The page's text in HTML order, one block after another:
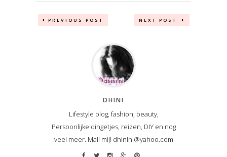
PREVIOUS POST NEXT POST
DHINI
Lifestyle blog, fashion, beauty,
Persoonlijke dingetjes, reizen, DIY en nog
veel meer. Mail mij! dhininl@yahoo.com